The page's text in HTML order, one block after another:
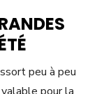
peu à peu